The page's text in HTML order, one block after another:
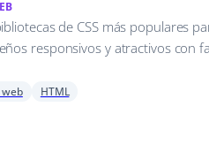
de CSS más populares
responsivos y atractivos con
web HTML